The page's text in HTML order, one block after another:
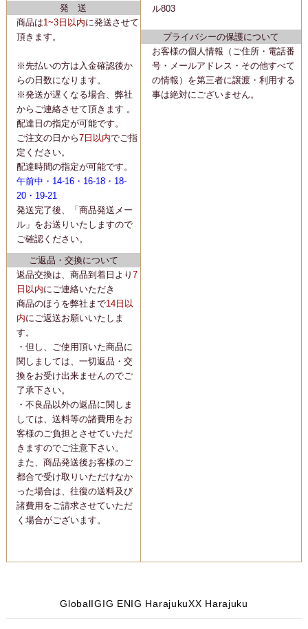
発 送
商品は1~3日以内に発送させて
頂きます。
※先払いの方は入金確認後か
らの日数になります。
※発送が遅くなる場合、弊社
からご連絡させて頂きます 。
配達日の指定が可能です。
ご注文の日から7日以内でご指
定ください。
配達時間の指定が可能です。
午前中・14-16・16-18・18-
20・19-21
発送完了後、「商品発送メー
ル」をお送りいたしますので
ご確認ください。
ご返品・交換について
返品交換は、商品到着日より 7
日以内にご連絡いただき
商品のほうを弊社まで14日以
内にご返送お願いいたしま
す。
・但し、ご使用頂いた商品に
関しましては、一切返品・交
換をお受け出来ませんのでご
了承下さい。
・不良品以外の返品に関しま
しては、送料等の諸費用をお
客様のご負担とさせていただ
きますのでご注意下さい。
また、商品発送後お客様のご
都合で受け取りいただけなか
った場合は、往復の送料及び
諸費用をご請求させていただ
く場合がございます。
ル803
プライバシーの保護について
お客様の個人情報（ご住所・電話番
号・メールアドレス・その他すべて
の情報）を第三者に譲渡・利用する
事は絶対にございません。
GlobalIGIG ENIG HarajukuXX Harajuku